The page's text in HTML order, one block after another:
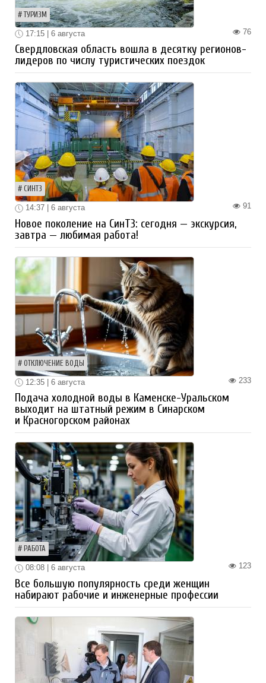
ТУРИЗМ
76
17:15 | 6 августа
Свердловская область вошла в десятку регионов-
лидеров по числу туристических поездок
СИНТЗ
91
14:37 | 6 августа
Новое поколение на СинТЗ: сегодня — экскурсия,
завтра — любимая работа!
ОТКЛЮЧЕНИЕ ВОДЫ
233
12:35 | 6 августа
Подача холодной воды в Каменске-Уральском
выходит на штатный режим в Синарском
и Красногорском районах
РАБОТА
123
08:08 | 6 августа
Все большую популярность среди женщин
набирают рабочие и инженерные профессии